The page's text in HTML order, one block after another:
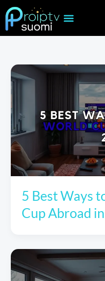
Skip
to
content
5 Best Ways
Cup Abroad